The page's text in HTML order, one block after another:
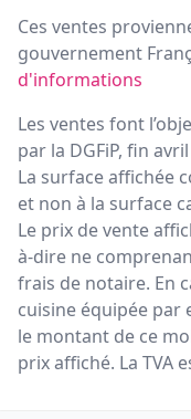
Ces ventes
gouvernement
d'informations
Les ventes font
par la DGFiP, fin
La surface affichée
et non à la surface
Le prix de vente
à-dire ne
frais de notaire. En
cuisine équipée par
le montant de ce
prix affiché. La TVA